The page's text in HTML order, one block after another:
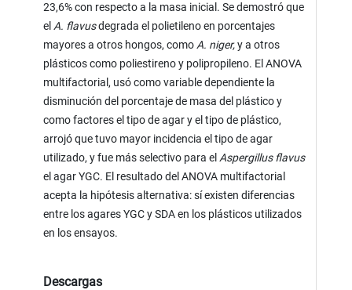
23,6% con respecto a la masa inicial. Se demostró que
elA. flavusdegrada el polietileno en porcentajes
mayores a otros hongos, comoA. niger,y a otros
plásticos como poliestireno y polipropileno. El ANOVA
multifactorial, usó como variable dependiente la
disminución del porcentaje de masa del plástico y
como factores el tipo de agar y el tipo de plástico,
arrojó que tuvo mayor incidencia el tipo de agar
utilizado, y fue más selectivo para elAspergillus flavus
el agar YGC. El resultado del ANOVA multifactorial
acepta la hipótesis alternativa: sí existen diferencias
entre los agares YGC y SDA en los plásticos utilizados
en los ensayos.
Descargas